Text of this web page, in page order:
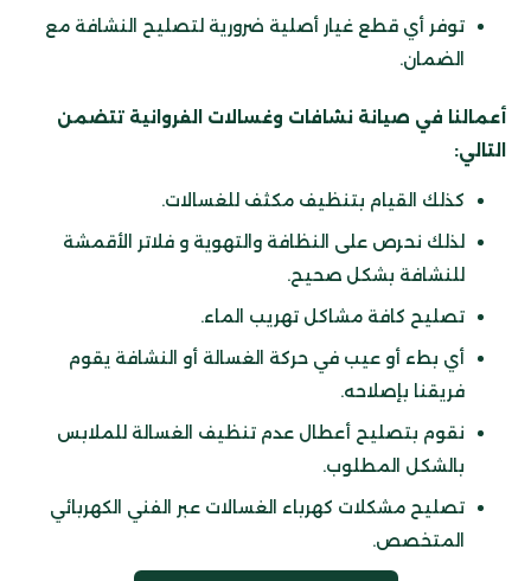
توفر أي قطع غيار أصلية ضرورية لتصليح النشافة مع
الضمان.
أعمالنا في صيانة نشافات وغسالات الفروانية تتضمن
التالي:
كذلك القيام بتنظيف مكثف للغسالات.
لذلك نحرص على النظافة والتهوية و فلاتر الأقمشة
للنشافة بشكل صحيح.
تصليح كافة مشاكل تهريب الماء.
أي بطء أو عيب في حركة الغسالة أو النشافة يقوم
فريقنا بإصلاحه.
نقوم بتصليح أعطال عدم تنظيف الغسالة للملابس
بالشكل المطلوب.
تصليح مشكلات كهرباء الغسالات عبر الفني الكهربائي
المتخصص.